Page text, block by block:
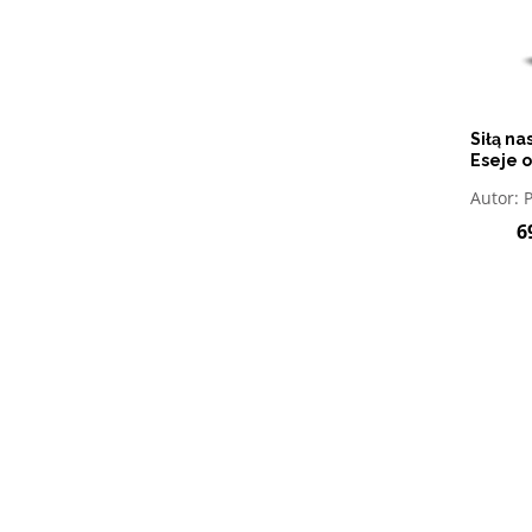
Siłą
Eseje
Autor: